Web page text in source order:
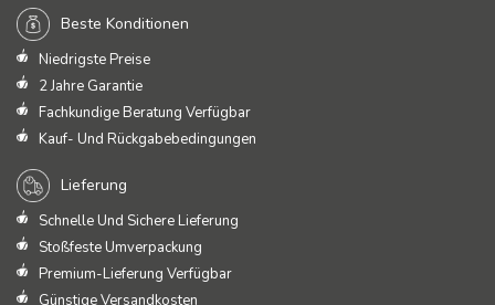
Beste Konditionen
Niedrigste Preise
2 Jahre Garantie
Fachkundige Beratung Verfügbar
Kauf- Und Rückgabebedingungen
Lieferung
Schnelle Und Sichere Lieferung
Stoßfeste Umverpackung
Premium-Lieferung Verfügbar
Günstige Versandkosten